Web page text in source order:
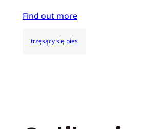
Find out more
trzęsący się pies